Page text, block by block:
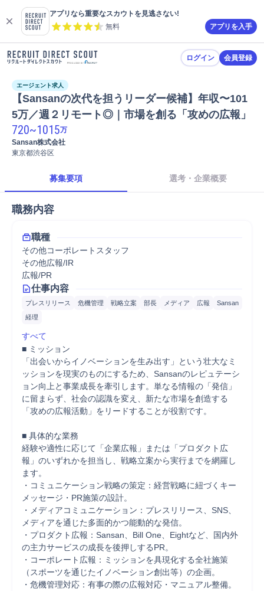
アプリなら重要なスカウトを見逃さない!
無料
アプリを入手
ログイン 会員登録
エージェント求人
【Sansanの次代を担うリーダー候補】年収〜101
5万／週２リモート◎｜市場を創る「攻めの広報」
720~1015万
Sansan株式会社
東京都渋谷区
募集要項 選考・企業概要
職務内容
職種
その他コーポレートスタッフ
その他広報/IR
広報/PR
仕事内容
プレスリリース 危機管理 戦略立案 部長 メディア 広報
Sansan
経理
すべて
■ ミッション
「出会いからイノベーションを生み出す」という壮大なミ
ッションを現実のものにするため、Sansanのレピュテーシ
ョン向上と事業成長を牽引します。単なる情報の「発信」
に留まらず、社会の認識を変え、新たな市場を創造する
「攻めの広報活動」をリードすることが役割です。
■ 具体的な業務
経験や適性に応じて「企業広報」または「プロダクト広
報」のいずれかを担当し、戦略立案から実行までを網羅し
ます。
・コミュニケーション戦略の策定：経営戦略に紐づくキー
メッセージ・PR施策の設計。
・メディアコミュニケーション：プレスリリース、SNS、
メディアを通じた多面的かつ能動的な発信。
・プロダクト広報：Sansan、Bill One、Eightなど、国内外
の主力サービスの成長を後押しするPR。
・コーポレート広報：ミッションを具現化する全社施策
（スポーツを通じたイノベーション創出等）の企画。
・危機管理対応：有事の際の広報対応・マニュアル整備。